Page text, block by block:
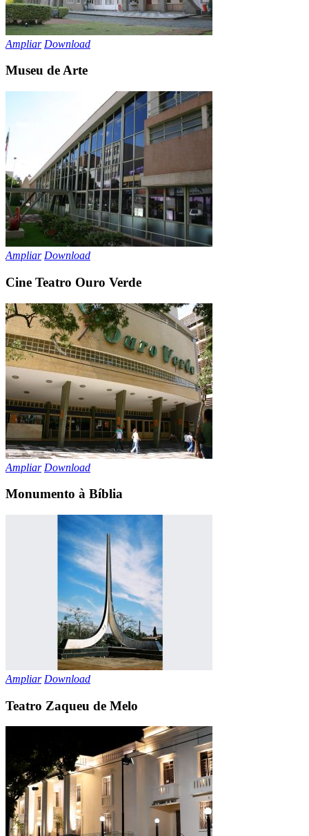
Ampliar Download
Museu de Arte
Ampliar Download
Cine Teatro Ouro Verde
Ampliar Download
Monumento à Bíblia
Ampliar Download
Teatro Zaqueu de Melo